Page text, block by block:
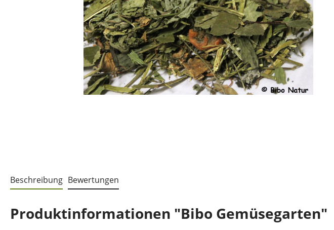
Beschreibung Bewertungen
Produktinformationen "Bibo Gemüsegarten"